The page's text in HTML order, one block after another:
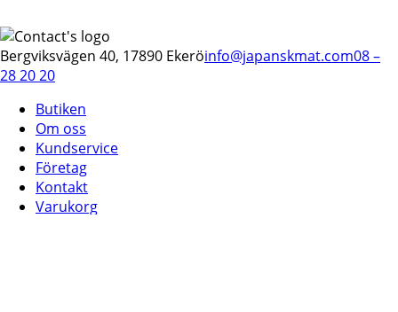
Bergviksvägen 40, 17890 Ekeröinfo@japanskmat.com08 –
28 20 20
Butiken
Om oss
Kundservice
Företag
Kontakt
Varukorg